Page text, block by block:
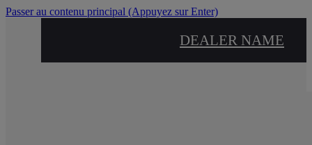
Passer au contenu principal (Appuyez sur Enter)
DEALER NAME